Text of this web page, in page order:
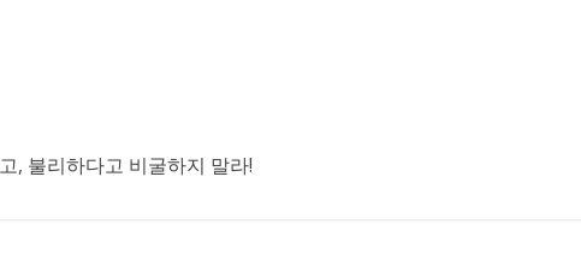
, 불리하다고 비굴하지 말라!